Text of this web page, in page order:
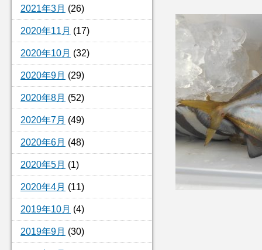
2021年3月 (26)
2020年11月 (17)
2020年10月 (32)
2020年9月 (29)
2020年8月 (52)
2020年7月 (49)
2020年6月 (48)
2020年5月 (1)
2020年4月 (11)
2019年10月 (4)
2019年9月 (30)